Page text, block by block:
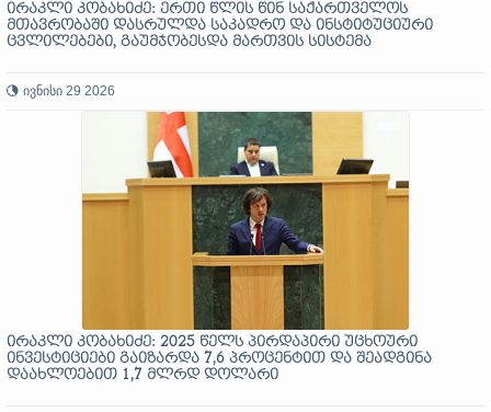
ირაკლი კობახიძე: ერთი წლის წინ საქართველოს
მთავრობაში დასრულდა საკადრო და ინსტიტუციური
ცვლილებები, გაუმჯობესდა მართვის სისტემა
ივნისი 29 2026
ირაკლი კობახიძე: 2025 წელს პირდაპირი უცხოური
ინვესტიციები გაიზარდა 7,6 პროცენტით და შეადგინა
დაახლოებით 1,7 მლრდ დოლარი